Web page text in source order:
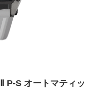
P-S オートマティッ